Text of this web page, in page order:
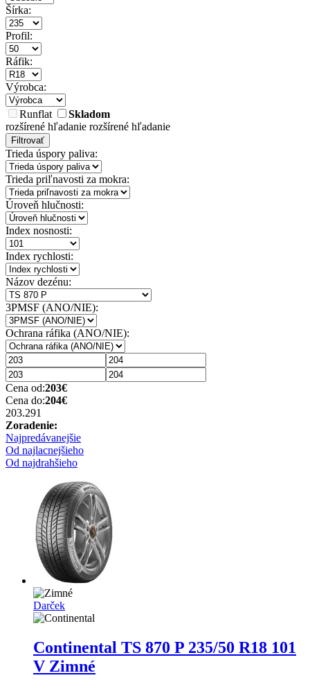
Šírka:
Profil:
Ráfik:
Výrobca:
Runflat
Skladom
rozšírené hľadanie rozšírené hľadanie
Filtrovať
Trieda úspory paliva:
Trieda priľnavosti za mokra:
Úroveň hlučnosti:
Index nosnosti:
Index rychlosti:
Názov dezénu:
3PMSF (ANO/NIE):
Ochrana ráfika (ANO/NIE):
Cena od:203€
Cena do:204€
203.291
Zoradenie:
Najpredávanejšie
Od najlacnejšieho
Od najdrahšieho
Darček
Continental TS 870 P 235/50 R18 101
V Zimné